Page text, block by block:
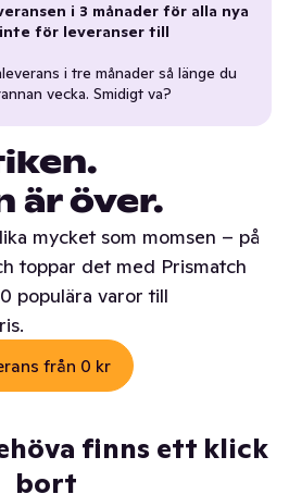
i 3 månader för alla nya
för leveranser till
i tre månader så länge du
vecka. Smidigt va?
är över.
mycket som momsen – på
toppar det med Prismatch
populära varor till
från 0 kr
finns ett klick
bort